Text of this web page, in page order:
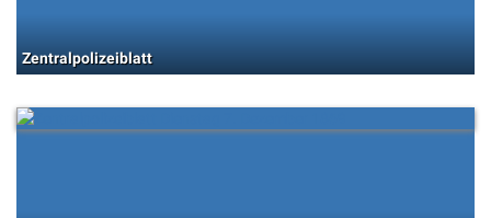
Zentralpolizeiblatt